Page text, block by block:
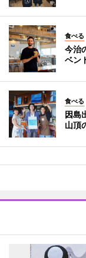
食べる
今治
ベン
食べる
因島
山頂